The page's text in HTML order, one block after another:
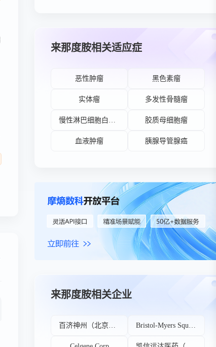
来那度胺相关适应症
恶性肿瘤 黑色素瘤
实体瘤 多发性骨髓瘤
慢性淋巴细胞白血病 胶质母细胞瘤
血液肿瘤 胰腺导管腺癌
来那度胺相关企业